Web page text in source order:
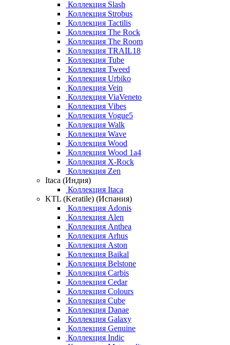
Коллекция Slash
Коллекция Strobus
Коллекция Tactilis
Коллекция The Rock
Коллекция The Room
Коллекция TRAIL18
Коллекция Tube
Коллекция Tweed
Коллекция Urbiko
Коллекция Vein
Коллекция ViaVeneto
Коллекция Vibes
Коллекция Vogue5
Коллекция Walk
Коллекция Wave
Коллекция Wood
Коллекция Wood 1a4
Коллекция X-Rock
Коллекция Zen
Itaca (Индия)
Коллекция Itaca
KTL (Keratile) (Испания)
Коллекция Adonis
Коллекция Alen
Коллекция Anthea
Коллекция Arhus
Коллекция Aston
Коллекция Baikal
Коллекция Belstone
Коллекция Carbis
Коллекция Cedar
Коллекция Colours
Коллекция Cube
Коллекция Danae
Коллекция Galaxy
Коллекция Genuine
Коллекция Indic